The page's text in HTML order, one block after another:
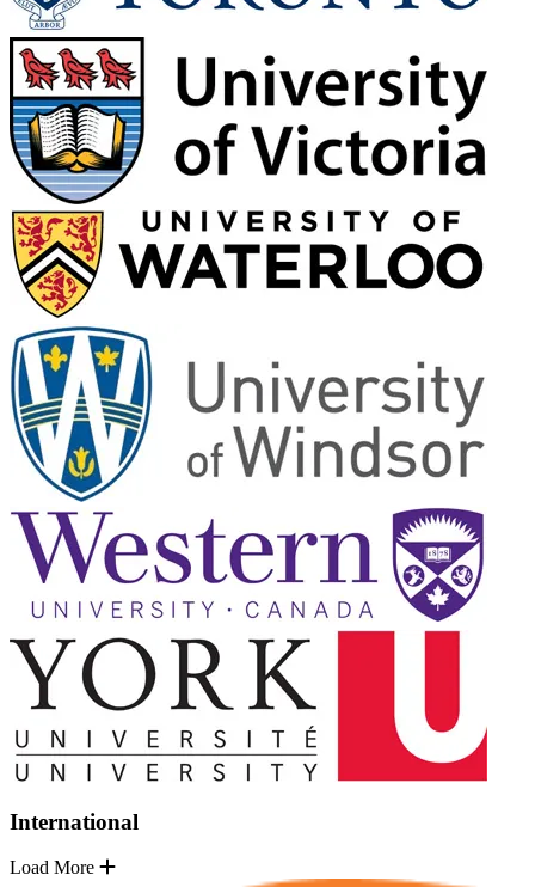
International
Load More